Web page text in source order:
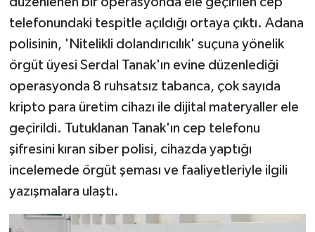
telefonundaki tespitle açıldığı ortaya çıktı. Adana
polisinin, 'Nitelikli dolandırıcılık' suçuna yönelik
örgüt üyesi Serdal Tanak'ın evine düzenlediği
operasyonda 8 ruhsatsız tabanca, çok sayıda
kripto para üretim cihazı ile dijital materyaller ele
geçirildi. Tutuklanan Tanak'ın cep telefonu
şifresini kıran siber polisi, cihazda yaptığı
incelemede örgüt şeması ve faaliyetleriyle ilgili
yazışmalara ulaştı.